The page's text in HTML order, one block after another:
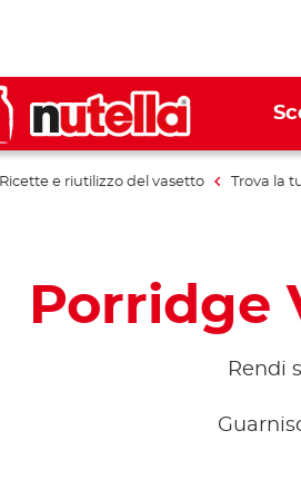
Ricette e riutilizzo del vasetto Trova la
Porridge
Rendi